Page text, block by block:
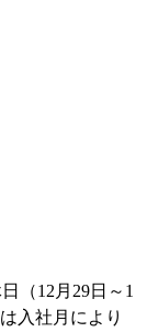
（12月29日～1
入社月により